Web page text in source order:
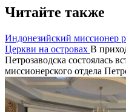
Читайте также
Индонезийский миссионер
Церкви на островах В
Петрозаводска состоялась
миссионерского отдела